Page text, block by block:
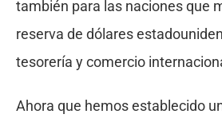
también para las naciones que
reserva de dólares
tesorería y comercio
Ahora que hemos establecido